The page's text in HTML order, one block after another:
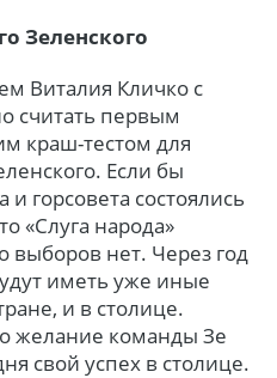
Зеленского
Виталия Кличко с
считать первым
краш-тестом для
Если бы
горсовета состоялись
«Слуга народа»
выборов нет. Через год
иметь уже иные
и в столице.
желание команды Зе
свой успех в столице.